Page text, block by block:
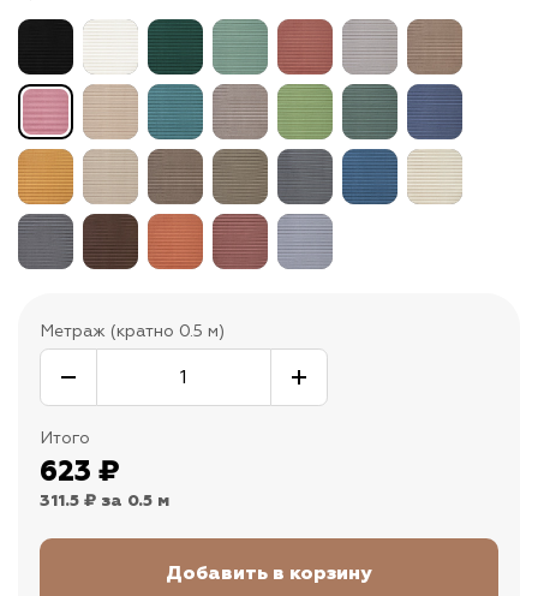
Метраж (кратно 0.5 м)
Итого
623 ₽
311.5 ₽ за 0.5 м